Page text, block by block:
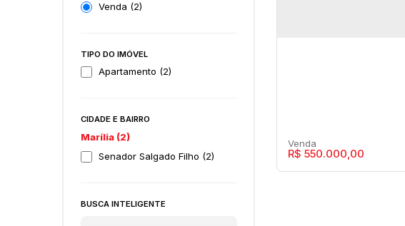
Venda (2)
TIPO DO IMÓVEL
Apartamento (2)
CIDADE E BAIRRO
Marília (2)
Senador Salgado Filho (2)
BUSCA INTELIGENTE
R$ 550.000,00